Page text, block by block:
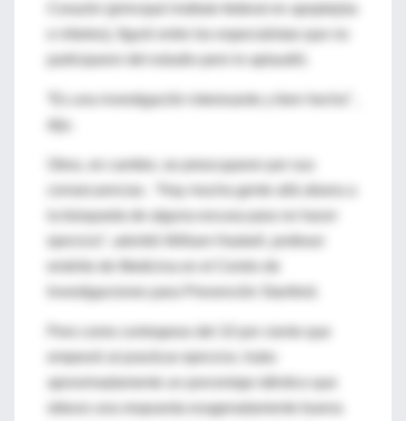
Corazón (principal instituto federal en apoplejías
e infartos), figuró entre los especialistas que no
participaron del estudio pero lo aplaudió.
“Es una investigación interesante y bien hecha” ,
Otros, en cambio, se preocuparon por sus
consecuencias . “Hay mucha gente allá afuera a
la búsqueda de alguna excusa para no hacer
Investigaciones para Prevención Stanford.
Pero como contrapeso del 10 por ciento que
empeoró al practicar ejercicio, hubo
aproximadamente un porcentaje idéntico que
obtuvo una respuesta exageradamente buena